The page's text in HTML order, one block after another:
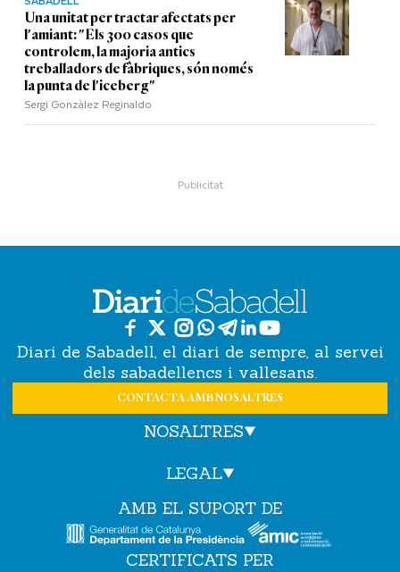
Una unitat per tractar afectats per
l'amiant: "Els 300 casos que
controlem, la majoria antics
treballadors de fàbriques, són només
la punta de l'iceberg"
Sergi Gonzàlez Reginaldo
Diari de Sabadell, el diari de sempre, al servei
dels sabadellencs i vallesans.
CONTACTA AMB NOSALTRES
NOSALTRES
LEGAL
AMB EL SUPORT DE
CERTIFICATS PER